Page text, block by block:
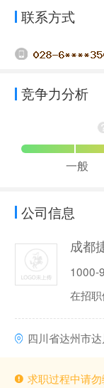
联系方式
竞争力分析
一般
公司信息
成都
1000-
在招
四川省达州市
求职过程中请